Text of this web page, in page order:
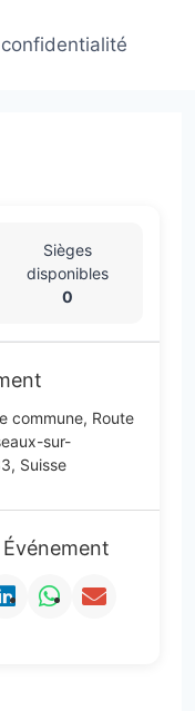
Sièges
disponibles
0
commune, Route
sur-
Suisse